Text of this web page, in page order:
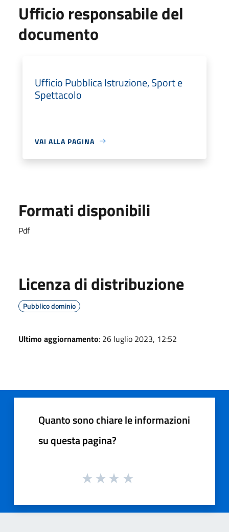
Ufficio responsabile del
documento
Ufficio Pubblica Istruzione, Sport e
Spettacolo
VAI ALLA PAGINA
Formati disponibili
Pdf
Licenza di distribuzione
Pubblico dominio
Ultimo aggiornamento: 26 luglio 2023, 12:52
Quanto sono chiare le informazioni
su questa pagina?